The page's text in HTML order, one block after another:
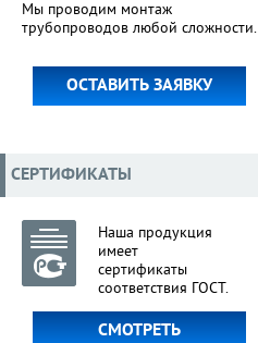
Мы проводим монтаж
трубопроводов любой сложности.
ОСТАВИТЬ ЗАЯВКУ
СЕРТИФИКАТЫ
Наша продукция
имеет
сертификаты
соответствия ГОСТ.
СМОТРЕТЬ